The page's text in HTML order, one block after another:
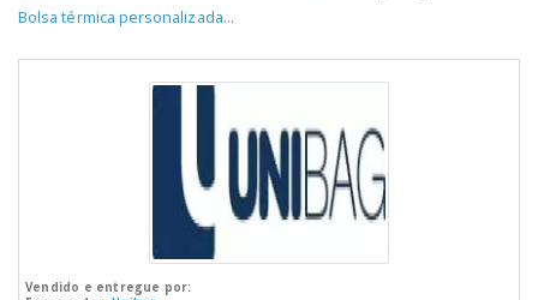
Bolsa térmica personalizada...
Vendido e entregue por: